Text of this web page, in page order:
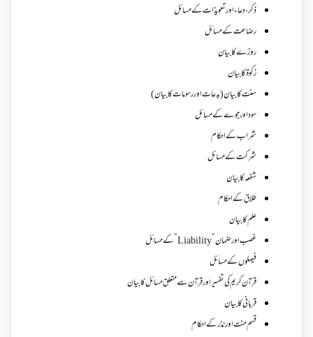
ذکر،دعاء اور تعویذات کے مسائل
رضاعت کے مسائل
روزے کا بیان
زکوة کابیان
سنت کا بیان (بدعات اور رسومات کا بیان)
سود اور جوے کے مسائل
شراب کے احکام
شرکت کے مسائل
شفعہ کا بیان
طلاق کے احکام
علم کا بیان
غصب اورضمان”Liability” کے مسائل
فیصلوں کے مسائل
قرآن کریم کی تفسیر اور قرآن سے متعلق مسائل کا بیان
قربانی کا بیان
قسم منت اور نذر کے احکام